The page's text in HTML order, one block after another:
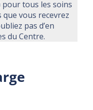
pour tous les soins
vous recevrez
pas d’en
du Centre.